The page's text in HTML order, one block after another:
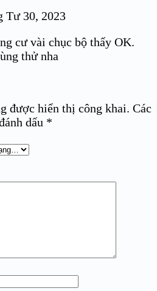
Tư 30, 2023
cư vài chục bộ thấy OK.
thử nha
được hiển thị công khai. Các
dấu *